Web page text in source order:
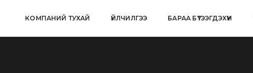
КОМПАНИЙ ТУХАЙ ҮЙЛЧИЛГЭЭ БАРАА БҮТЭЭГДЭХҮҮН